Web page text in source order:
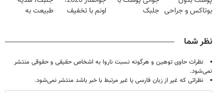
بوتاکس و جراحی جلبک
تخفیف ویژه
اونم با تخفیف
طبیعت به
نظر شما
نظرات حاوی توهین و هرگونه نسبت ناروا به اشخاص حقیقی و حقوقی منتشر
نمی‌شود.
نظراتی که غیر از زبان فارسی یا غیر مرتبط با خبر باشد منتشر نمی‌شود.